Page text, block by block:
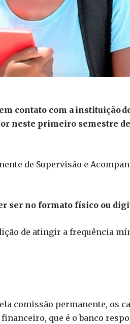
contato com a instituição
neste primeiro semestre
de Supervisão e
ser no formato físico ou
de atingir a frequência
comissão permanente, os
que é o banco